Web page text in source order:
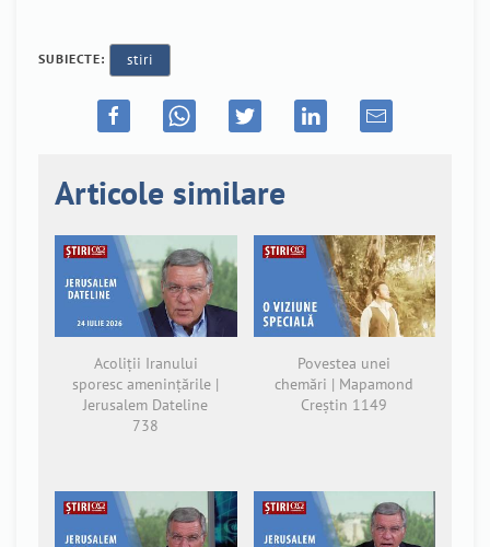
SUBIECTE: stiri
Articole similare
Acoliții Iranului
sporesc amenințările |
Jerusalem Dateline
738
Povestea unei
chemări | Mapamond
Creștin 1149